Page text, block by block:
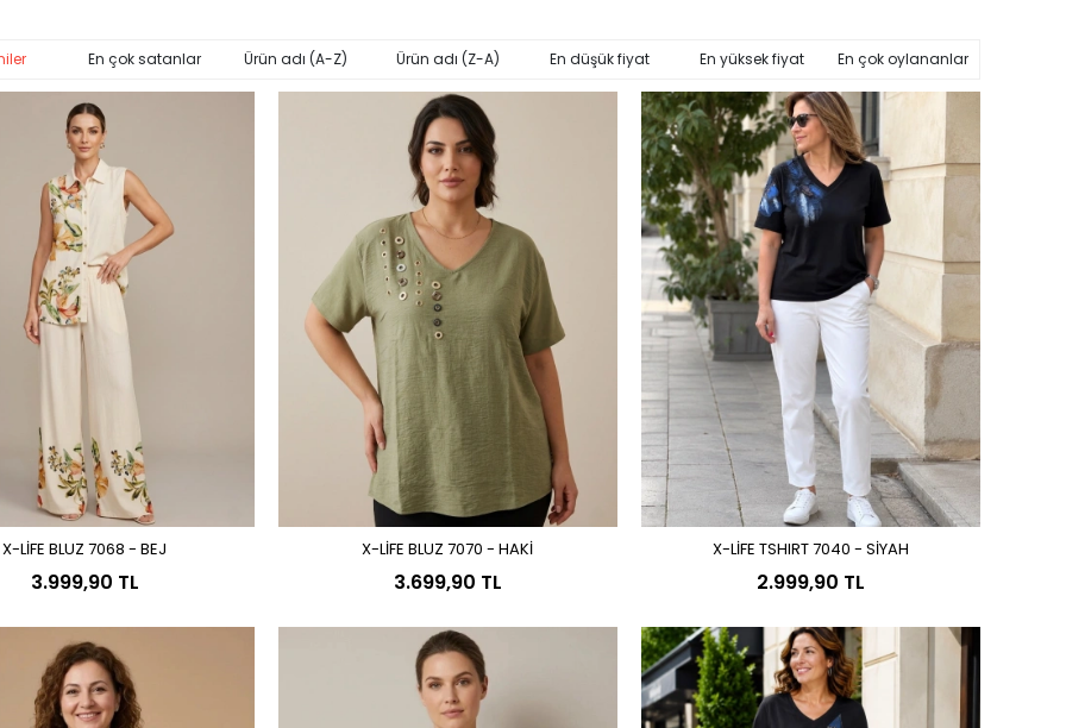
En çok satanlar Ürün adı (A-Z) Ürün adı (Z-A) En düşük fiyat En yüksek fiyat En çok oylananlar
Sepete Ekle
X-LİFE BLUZ 7068 - BEJ
3.999,90 TL
Sepete Ekle
X-LİFE BLUZ 7070 - HAKİ
3.699,90 TL
Sepete Ekle
X-LİFE TSHIRT 7040 - SİYAH
2.999,90 TL